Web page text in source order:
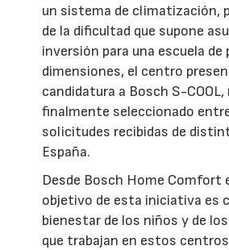
un sistema de climatización,
de la dificultad que supone
inversión para una escuela de
dimensiones, el centro
candidatura a Bosch S-
finalmente seleccionado
solicitudes recibidas de
España.
Desde Bosch Home Comfort
objetivo de esta iniciativa es
bienestar de los niños y de
que trabajan en estos